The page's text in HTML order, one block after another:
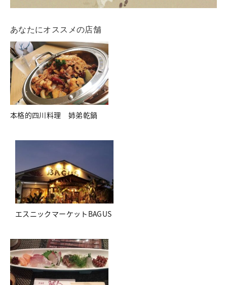
あなたにオススメの店舗
本格的四川料理 姉弟乾鍋
エスニックマーケットBAGUS